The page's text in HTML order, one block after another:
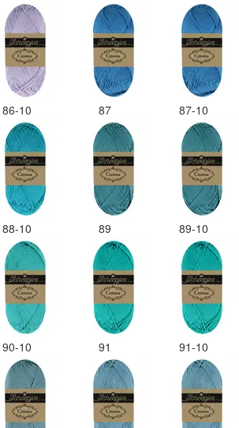
86-10 87 87-10
88-10 89 89-10
90-10 91 91-10